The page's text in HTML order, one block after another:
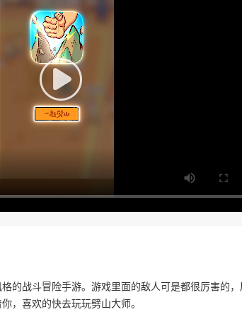
的战斗冒险手游。游戏里面的敌人可是都很厉害的
，喜欢的快去玩玩劈山大师。